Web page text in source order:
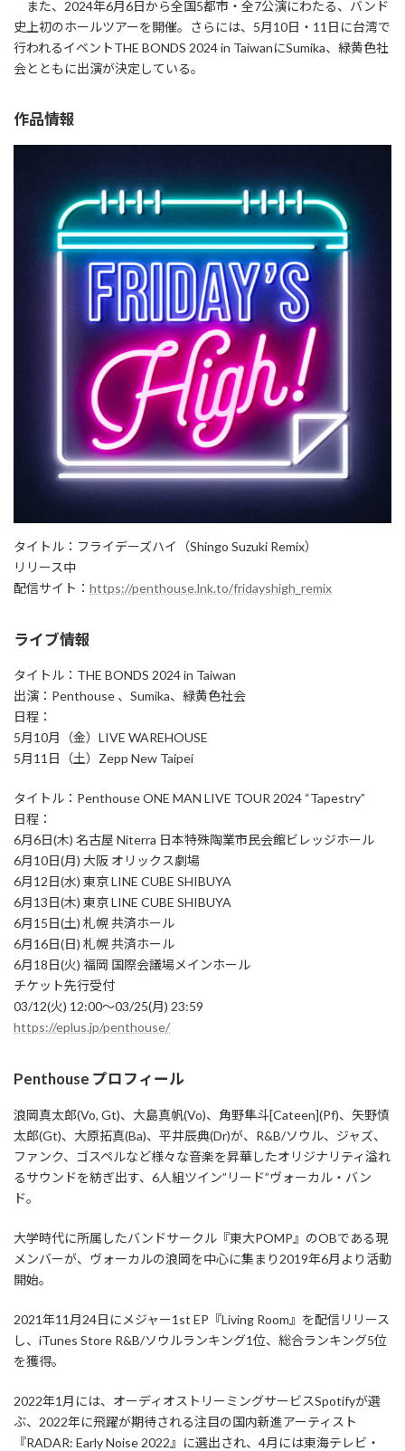
また、2024年6月6日から全国5都市・全7公演にわたる、バンド
史上初のホールツアーを開催。さらには、5月10日・11日に台湾で
行われるイベントTHE BONDS 2024 in TaiwanにSumika、緑黄色社
会とともに出演が決定している。
作品情報
タイトル：フライデーズハイ（Shingo Suzuki Remix）
リリース中
配信サイト： https://penthouse.lnk.to/fridayshigh_remix
ライブ情報
タイトル：THE BONDS 2024 in Taiwan
出演：Penthouse 、Sumika、緑黄色社会
日程：
5月10月（金）LIVE WAREHOUSE
5月11日（土）Zepp New Taipei
タイトル：Penthouse ONE MAN LIVE TOUR 2024 “Tapestry”
日程：
6月6日(木) 名古屋 Niterra 日本特殊陶業市民会館ビレッジホール
6月10日(月) 大阪 オリックス劇場
6月12日(水) 東京 LINE CUBE SHIBUYA
6月13日(木) 東京 LINE CUBE SHIBUYA
6月15日(土) 札幌 共済ホール
6月16日(日) 札幌 共済ホール
6月18日(火) 福岡 国際会議場メインホール
チケット先行受付
03/12(火) 12:00～03/25(月) 23:59
https://eplus.jp/penthouse/
Penthouse プロフィール
浪岡真太郎(Vo, Gt)、大島真帆(Vo)、角野隼斗[Cateen](Pf)、矢野慎
太郎(Gt)、大原拓真(Ba)、平井辰典(Dr)が、R&B/ソウル、ジャズ、
ファンク、ゴスペルなど様々な音楽を昇華したオリジナリティ溢れ
るサウンドを紡ぎ出す、6人組ツイン”リード”ヴォーカル・バン
ド。
大学時代に所属したバンドサークル『東大POMP』のOBである現
メンバーが、ヴォーカルの浪岡を中心に集まり2019年6月より活動
開始。
2021年11月24日にメジャー1st EP『Living Room』を配信リリース
し、iTunes Store R&B/ソウルランキング1位、総合ランキング5位
を獲得。
2022年1月には、オーディオストリーミングサービスSpotifyが選
ぶ、2022年に飛躍が期待される注目の国内新進アーティスト
『RADAR: Early Noise 2022』に選出され、4月には東海テレビ・